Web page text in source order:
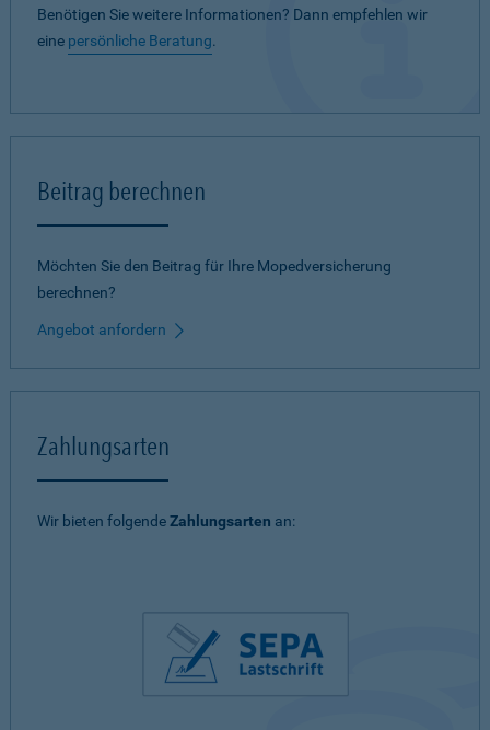
Benötigen Sie weitere Informationen? Dann empfehlen wir
eine persönliche Beratung.
Beitrag berechnen
Möchten Sie den Beitrag für Ihre Mopedversicherung
berechnen?
Angebot anfordern
Zahlungsarten
Wir bieten folgendeZahlungsarten an: